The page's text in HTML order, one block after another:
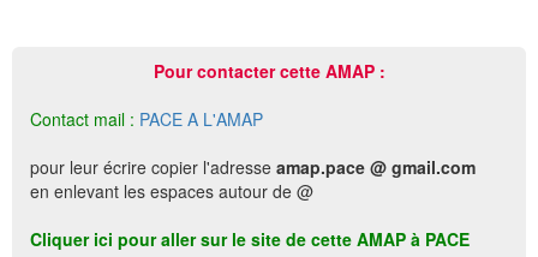
Pour contacter cette AMAP :
Contact mail : PACE A L'AMAP
pour leur écrire copier l'adresse amap.pace @ gmail.com
en enlevant les espaces autour de @
Cliquer ici pour aller sur le site de cette AMAP à PACE